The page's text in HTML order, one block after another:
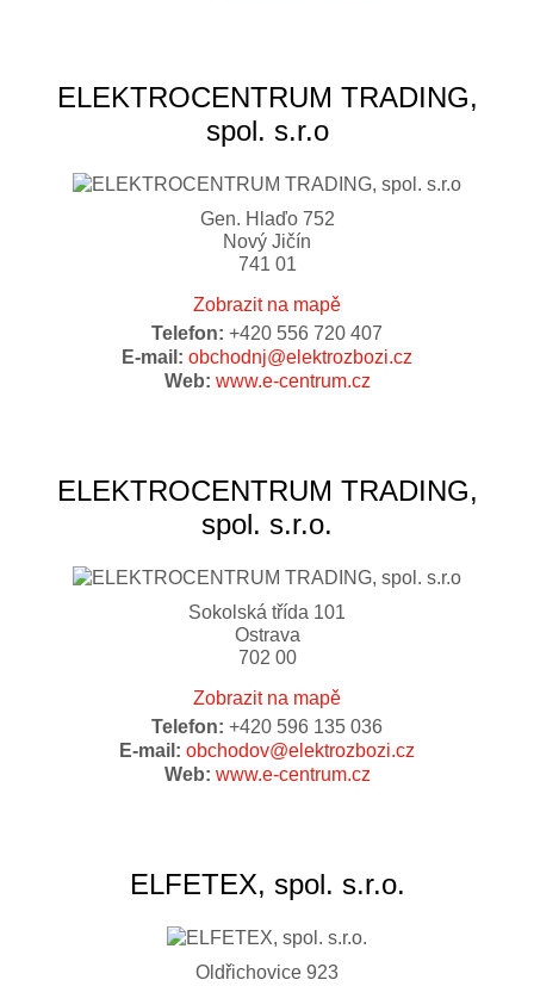
ELEKTROCENTRUM TRADING,
spol. s.r.o
Gen. Hlaďo 752
Nový Jičín
741 01
Zobrazit na mapě
Telefon: +420 556 720 407
E-mail: obchodnj@elektrozbozi.cz
Web: www.e-centrum.cz
ELEKTROCENTRUM TRADING,
spol. s.r.o.
Sokolská třída 101
Ostrava
702 00
Zobrazit na mapě
Telefon: +420 596 135 036
E-mail: obchodov@elektrozbozi.cz
Web: www.e-centrum.cz
ELFETEX, spol. s.r.o.
Oldřichovice 923